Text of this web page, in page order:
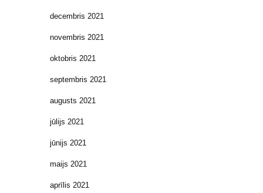
decembris 2021
novembris 2021
oktobris 2021
septembris 2021
augusts 2021
jūlijs 2021
jūnijs 2021
maijs 2021
aprīlis 2021